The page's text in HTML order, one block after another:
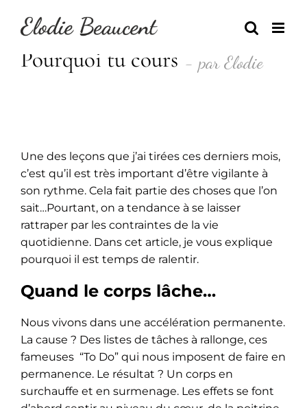
Pourquoi tu cours - par Elodie
Une des leçons que j’ai tirées ces derniers mois,
c’est qu’il est très important d’être vigilante à
son rythme. Cela fait partie des choses que l’on
sait…Pourtant, on a tendance à se laisser
rattraper par les contraintes de la vie
quotidienne. Dans cet article, je vous explique
pourquoi il est temps de ralentir.
Quand le corps lâche…
Nous vivons dans une accélération permanente.
La cause ? Des listes de tâches à rallonge, ces
fameuses “To Do” qui nous imposent de faire en
permanence. Le résultat ? Un corps en
surchauffe et en surmenage. Les effets se font